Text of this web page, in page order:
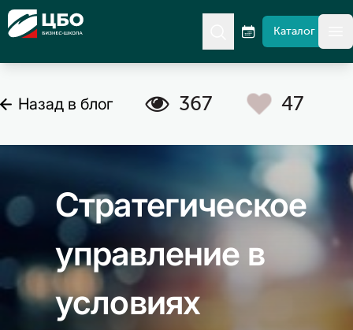
CBO
Каталог
Назад в блог A 367 C 47
Стратегическое
управление в
условиях